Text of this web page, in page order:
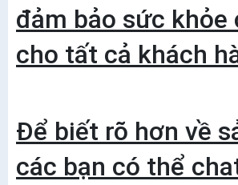
đảm bảo sức khỏe
cho tất cả khách
Để biết rõ hơn về
các bạn có thể